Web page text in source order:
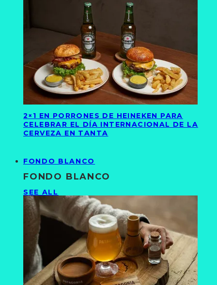
2×1 EN PORRONES DE HEINEKEN PARA
CELEBRAR EL DÍA INTERNACIONAL DE LA
CERVEZA EN TANTA
FONDO BLANCO
FONDO BLANCO
SEE ALL